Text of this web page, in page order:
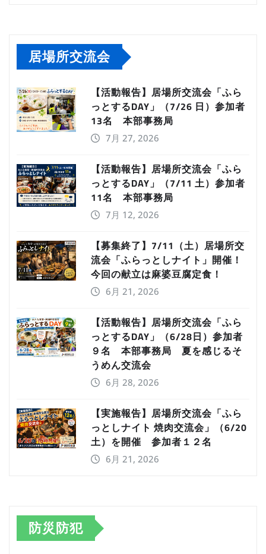
居場所交流会
【活動報告】居場所交流会「ふら
っとするDAY」（7/26 日）参加者
13名 本部事務局
7月 27, 2026
【活動報告】居場所交流会「ふら
っとするDAY」（7/11 土）参加者
11名 本部事務局
7月 12, 2026
【募集終了】7/11（土）居場所交
流会「ふらっとしナイト」開催！
今回の献立は麻婆豆腐定食！
6月 21, 2026
【活動報告】居場所交流会「ふら
っとするDAY」（6/28日）参加者
９名 本部事務局 夏を感じるそ
うめん交流会
6月 28, 2026
【実施報告】居場所交流会「ふら
っとしナイト 焼肉交流会」（6/20
土）を開催 参加者１２名
6月 21, 2026
防災防犯